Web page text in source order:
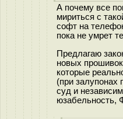
А почему все
мириться с
софт на
пока не умрет
Предлагаю
новых
которые
(при залупонах
суд и
юзабельность,